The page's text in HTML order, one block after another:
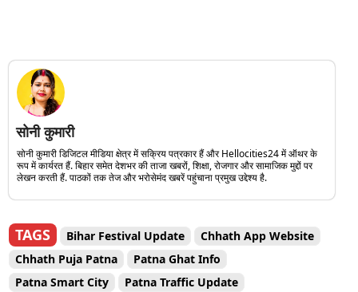
सोनी कुमारी
सोनी कुमारी डिजिटल मीडिया क्षेत्र में सक्रिय पत्रकार हैं और Hellocities24 में ऑथर के
रूप में कार्यरत हैं. बिहार समेत देशभर की ताजा खबरों, शिक्षा, रोजगार और सामाजिक मुद्दों पर
लेखन करती हैं. पाठकों तक तेज और भरोसेमंद खबरें पहुंचाना प्रमुख उद्देश्य है.
TAGS Bihar Festival Update
Chhath App Website
Chhath Puja Patna
Patna Ghat Info
Patna Smart City
Patna Traffic Update